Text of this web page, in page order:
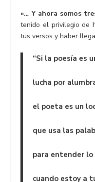
«… Y ahora somos
tenido el privilegio de
tus versos y haber
“Si la poesía es
lucha por
el poeta es un
que usa las
para entender lo
cuando estoy a